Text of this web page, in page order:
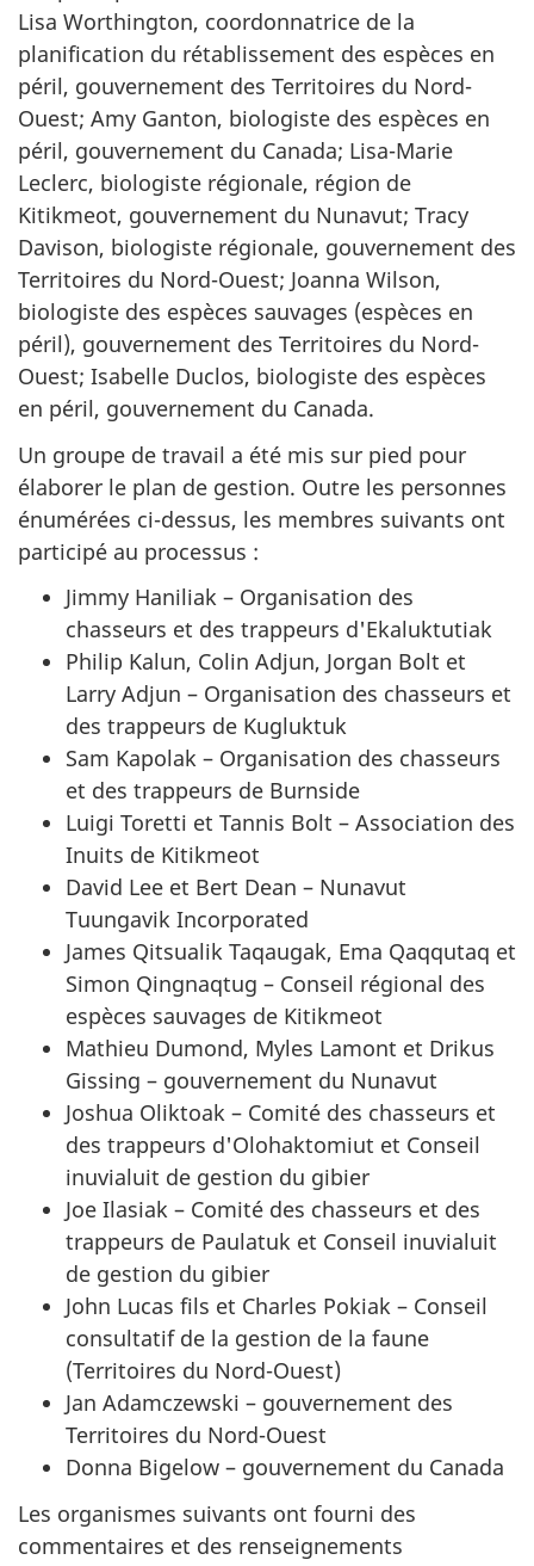
Lisa Worthington, coordonnatrice de la
planification du rétablissement des espèces en
péril, gouvernement des Territoires du Nord-
Ouest; Amy Ganton, biologiste des espèces en
péril, gouvernement du Canada; Lisa-Marie
Leclerc, biologiste régionale, région de
Kitikmeot, gouvernement du Nunavut; Tracy
Davison, biologiste régionale, gouvernement des
Territoires du Nord-Ouest; Joanna Wilson,
biologiste des espèces sauvages (espèces en
péril), gouvernement des Territoires du Nord-
Ouest; Isabelle Duclos, biologiste des espèces
en péril, gouvernement du Canada.
Un groupe de travail a été mis sur pied pour
élaborer le plan de gestion. Outre les personnes
énumérées ci-dessus, les membres suivants ont
participé au processus :
Jimmy Haniliak – Organisation des
chasseurs et des trappeurs d'Ekaluktutiak
Philip Kalun, Colin Adjun, Jorgan Bolt et
Larry Adjun – Organisation des chasseurs et
des trappeurs de Kugluktuk
Sam Kapolak – Organisation des chasseurs
et des trappeurs de Burnside
Luigi Toretti et Tannis Bolt – Association des
Inuits de Kitikmeot
David Lee et Bert Dean – Nunavut
Tuungavik Incorporated
James Qitsualik Taqaugak, Ema Qaqqutaq et
Simon Qingnaqtug – Conseil régional des
espèces sauvages de Kitikmeot
Mathieu Dumond, Myles Lamont et Drikus
Gissing – gouvernement du Nunavut
Joshua Oliktoak – Comité des chasseurs et
des trappeurs d'Olohaktomiut et Conseil
inuvialuit de gestion du gibier
Joe Ilasiak – Comité des chasseurs et des
trappeurs de Paulatuk et Conseil inuvialuit
de gestion du gibier
John Lucas fils et Charles Pokiak – Conseil
consultatif de la gestion de la faune
(Territoires du Nord-Ouest)
Jan Adamczewski – gouvernement des
Territoires du Nord-Ouest
Donna Bigelow – gouvernement du Canada
Les organismes suivants ont fourni des
commentaires et des renseignements